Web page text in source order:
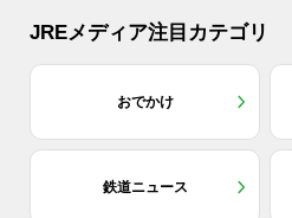
JREメディア注目カテゴリ
おでかけ
鉄道ニュース